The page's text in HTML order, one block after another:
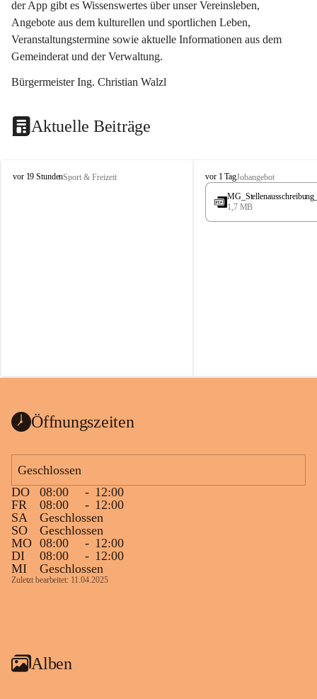
der App gibt es Wissenswertes über unser Vereinsleben,
Angebote aus dem kulturellen und sportlichen Leben,
Veranstaltungstermine sowie aktuelle Informationen aus dem
Gemeinderat und der Verwaltung.
Bürgermeister Ing. Christian Walzl
Aktuelle Beiträge
S
vor 19 StundenSport & Freizeit
S
t
s
vor 1 TagJobangebot
1,7 MB
Öffnungszeiten
Geschlossen
DO
08:00 - 12:00
FR
08:00 - 12:00
SA
Geschlossen
SO
Geschlossen
MO 08:00 - 12:00
DI
08:00 - 12:00
MI
Geschlossen
Zuletzt bearbeitet: 11.04.2025
Alben